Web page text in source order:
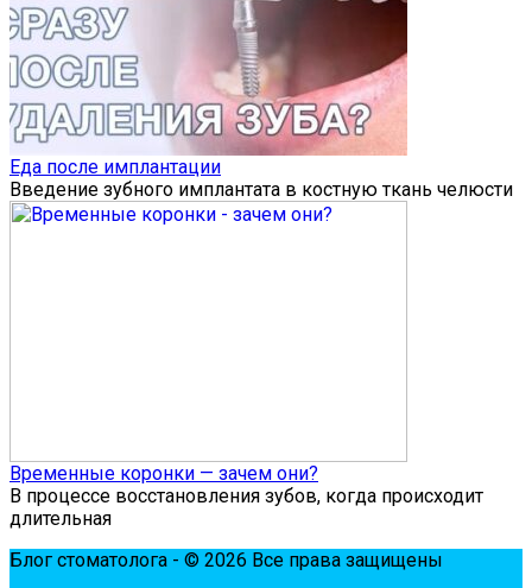
Еда после имплантации
Введение зубного имплантата в костную ткань челюсти
Временные коронки — зачем они?
В процессе восстановления зубов, когда происходит
длительная
Блог стоматолога - © 2026 Все права защищены